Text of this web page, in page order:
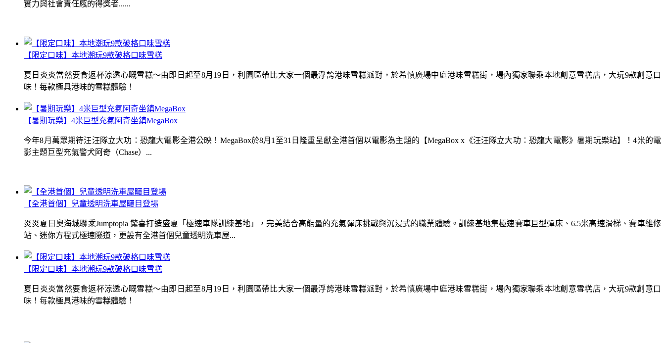
【限定口味】本地潮玩9款破格口味雪糕
夏日炎炎當然要食返杯涼透心嘅雪糕～由即日起至8月19日，利園區帶比大家一個最浮誇港味雪糕派對，於希慎廣場中庭港味雪糕街，場內獨家聯乘本地創意雪糕店，大玩9款創意口
味！每款極具港味的雪糕體驗！
【全港首個】兒童透明洗車屋矚目登場
炎炎夏日奧海城聯乘Jumptopia 驚喜打造盛夏「極速車隊訓練基地」，完美結合高能量的充氣彈床挑戰與沉浸式的職業體驗。訓練基地集極速賽車巨型彈床、6.5米高速滑梯、賽車維修
站、迷你方程式極速隧道，更設有全港首個兒童透明洗車屋...
實力與社會責任感的得獎者......
【暑期玩樂】4米巨型充氣阿奇坐鎮MegaBox
今年8月萬眾期待汪汪隊立大功：恐龍大電影全港公映！MegaBox於8月1至31日隆重呈獻全港首個以電影為主題的【MegaBox x《汪汪隊立大功：恐龍大電影》暑期玩樂站】！4米的電
影主題巨型充氣警犬阿奇（Chase）...
【限定口味】本地潮玩9款破格口味雪糕
夏日炎炎當然要食返杯涼透心嘅雪糕～由即日起至8月19日，利園區帶比大家一個最浮誇港味雪糕派對，於希慎廣場中庭港味雪糕街，場內獨家聯乘本地創意雪糕店，大玩9款創意口
味！每款極具港味的雪糕體驗！